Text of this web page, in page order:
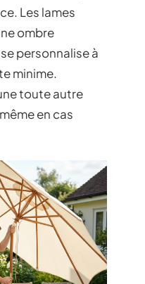
Les lames
ombre
personnalise à
minime.
toute autre
en cas